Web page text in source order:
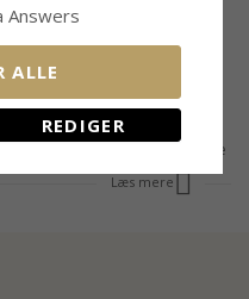
som barnedåbsgave til
eller til moren som minde
navn fødder, som man kun
Læs mere
Answers
ALLE
REDIGER